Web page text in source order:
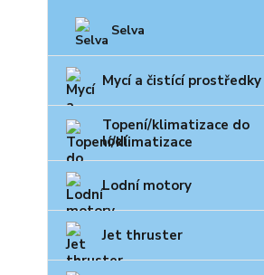
Selva
Mycí a čistící prostředky
Topení/klimatizace do
lodí
Lodní motory
Jet thruster